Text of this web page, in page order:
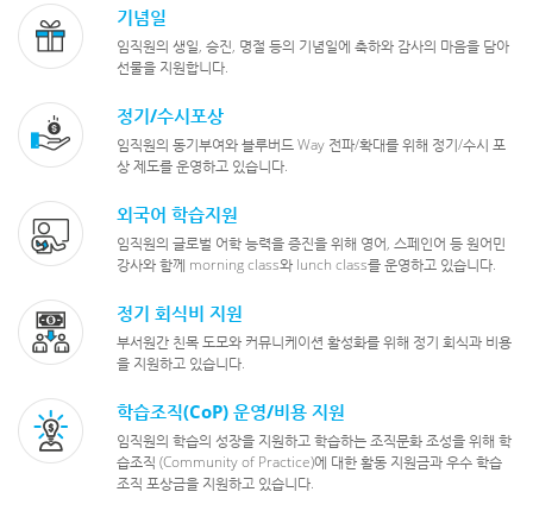
기념일
임직원의 생일, 승진, 명절 등의 기념일에 축하와 감사의 마음을 담아
선물을 지원합니다.
정기/수시포상
임직원의 동기부여와 블루버드 Way 전파/확대를 위해 정기/수시 포
상 제도를 운영하고 있습니다.
외국어 학습지원
임직원의 글로벌 어학 능력을 증진을 위해 영어, 스페인어 등원어민
강사와 함께 morning class와 lunch class를 운영하고 있습니다.
정기 회식비 지원
부서원간 친목 도모와 커뮤니케이션 활성화를 위해 정기 회식과 비용
을 지원하고 있습니다.
학습조직(CoP) 운영/비용 지원
임직원의 학습의 성장을 지원하고 학습하는 조직문화 조성을 위해 학
습조직 (Community of Practice)에 대한 활동 지원금과우수 학습
조직 포상금을 지원하고 있습니다.